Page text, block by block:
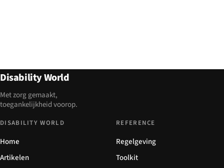
Disability World
Met zorg gemaakt,
toegankelijkheid voorop.
DISABILITY WORLD
Home
Artikelen
REFERENCE
Regelgeving
Toolkit